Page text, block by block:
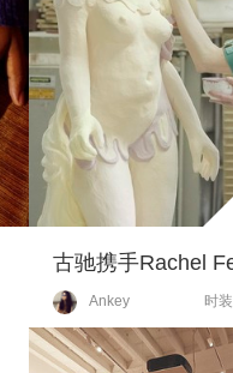
Ankey 时